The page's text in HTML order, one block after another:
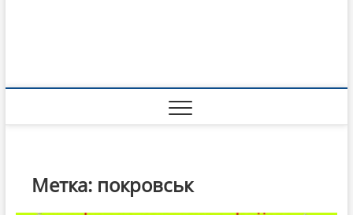
Метка: покровськ